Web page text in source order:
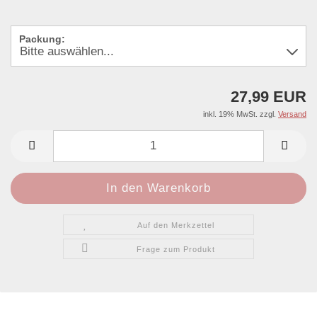
Packung:
27,99 EUR
inkl. 19% MwSt. zzgl. Versand
Auf den Merkzettel
Frage zum Produkt